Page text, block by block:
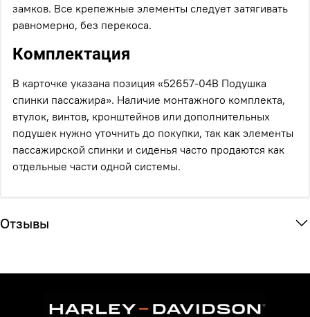
замков. Все крепежные элементы следует затягивать
равномерно, без перекоса.
Комплектация
В карточке указана позиция «52657-04B Подушка
спинки пассажира». Наличие монтажного комплекта,
втулок, винтов, кронштейнов или дополнительных
подушек нужно уточнить до покупки, так как элементы
пассажирской спинки и сиденья часто продаются как
отдельные части одной системы.
Отзывы